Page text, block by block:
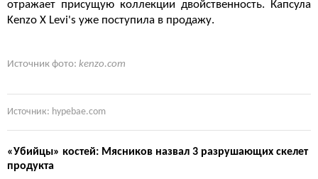
отражает присущую коллекции двойственность. Капсула
Kenzo X Levi's уже поступила в продажу.
Источник фото: kenzo.com
Источник: hypebae.com
«Убийцы» костей: Мясников назвал 3 разрушающих скелет
продукта